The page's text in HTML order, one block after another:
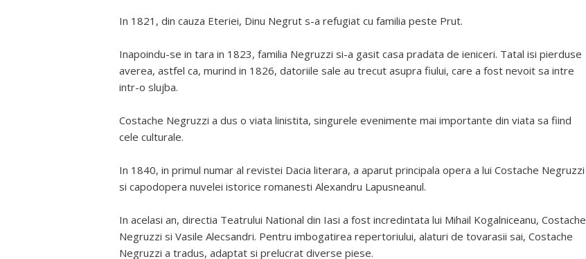
In 1821, din cauza Eteriei, Dinu Negrut s-a refugiat cu familia peste Prut.
Inapoindu-se in tara in 1823, familia Negruzzi si-a gasit casa pradata de ieniceri. Tatal isi pierduse
averea, astfel ca, murind in 1826, datoriile sale au trecut asupra fiului, care a fost nevoit sa intre
intr-o slujba.
Costache Negruzzi a dus o viata linistita, singurele evenimente mai importante din viata sa fiind
cele culturale.
In 1840, in primul numar al revistei Dacia literara, a aparut principala opera a lui Costache Negruzzi
si capodopera nuvelei istorice romanesti Alexandru Lapusneanul.
In acelasi an, directia Teatrului National din Iasi a fost incredintata lui Mihail Kogalniceanu, Costache
Negruzzi si Vasile Alecsandri. Pentru imbogatirea repertoriului, alaturi de tovarasii sai, Costache
Negruzzi a tradus, adaptat si prelucrat diverse piese.